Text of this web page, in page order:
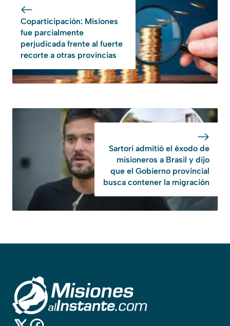
Coparticipación: Misiones
fue parcialmente
perjudicada frente al fuerte
recorte a otras provincias
Sartori admitió el éxodo de
misioneros a Brasil y dijo
que el Gobierno provincial
busca contener la migración